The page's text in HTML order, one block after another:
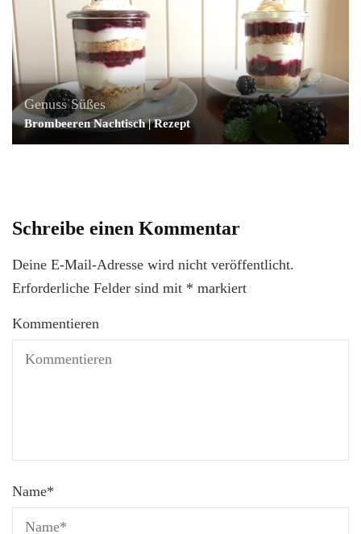
Genuss Süßes
Brombeeren Nachtisch | Rezept
Schreibe einen Kommentar
Deine E-Mail-Adresse wird nicht veröffentlicht.
Erforderliche Felder sind mit * markiert
Kommentieren
Name*